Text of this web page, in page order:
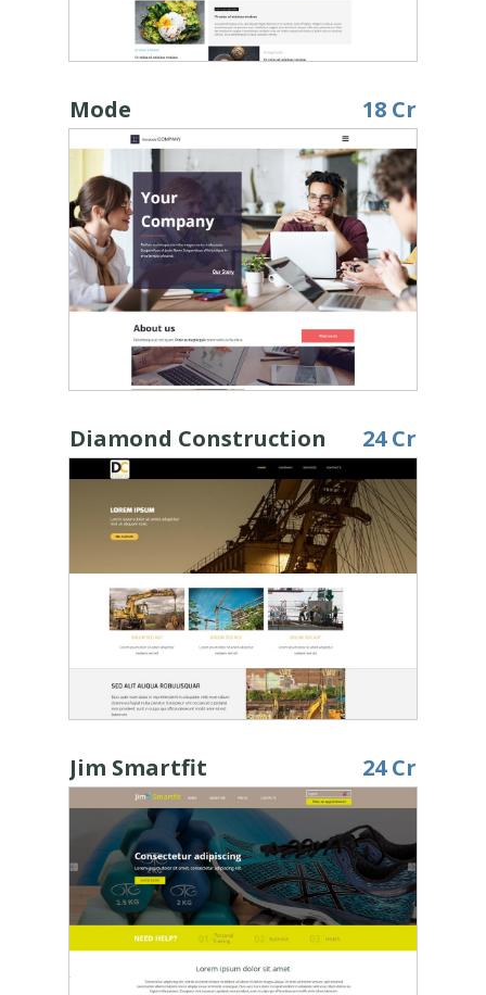
Mode 18 Cr
Diamond Construction 24 Cr
Jim Smartfit 24 Cr